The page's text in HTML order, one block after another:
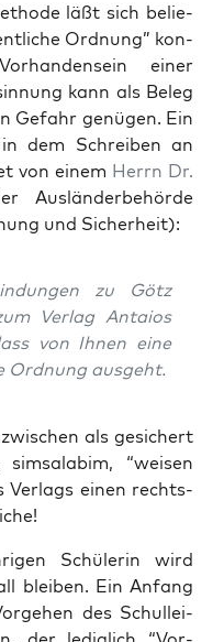
läßt sich belie­
Ord­nung” kon­
einer
kann als Beleg
Gefahr genü­gen. Ein
dem Schrei­ben an
von einem Herrn Dr.
Aus­län­der­be­hör­de
und Sicherheit):
zu Götz
Ver­lag Antai­os
von Ihnen eine
Ord­nung ausgeht.
als gesi­chert
“wei­sen
Ver­lags einen rechts­
Schü­le­rin wird
blei­ben. Ein Anfang
des Schul­lei­